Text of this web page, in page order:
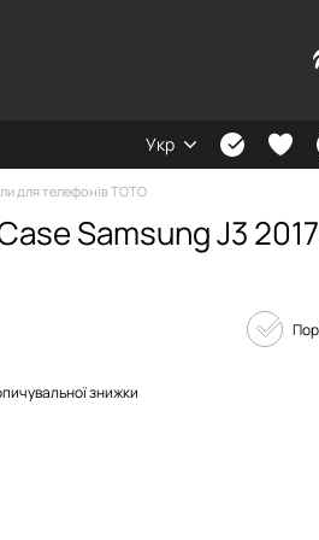
Укр
для телефонів TOTO
Samsung J3
знижки